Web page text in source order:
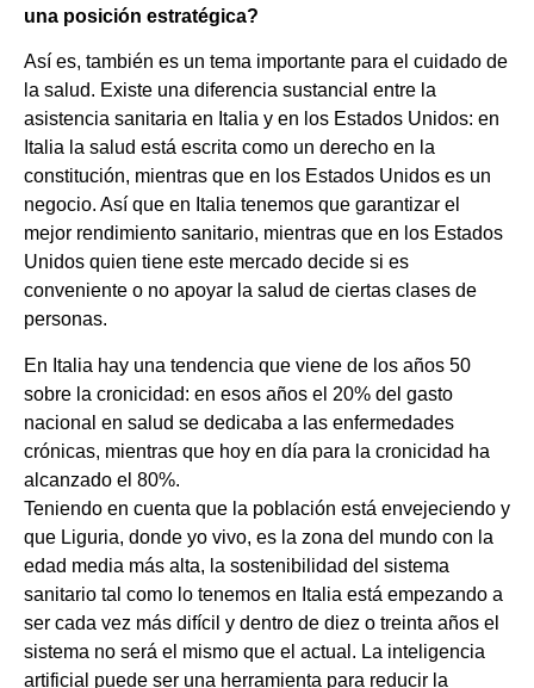
una posición estratégica?
Así es, también es un tema importante para el cuidado de
la salud. Existe una diferencia sustancial entre la
asistencia sanitaria en Italia y en los Estados Unidos: en
Italia la salud está escrita como un derecho en la
constitución, mientras que en los Estados Unidos es un
negocio. Así que en Italia tenemos que garantizar el
mejor rendimiento sanitario, mientras que en los Estados
Unidos quien tiene este mercado decide si es
conveniente o no apoyar la salud de ciertas clases de
personas.
En Italia hay una tendencia que viene de los años 50
sobre la cronicidad: en esos años el 20% del gasto
nacional en salud se dedicaba a las enfermedades
crónicas, mientras que hoy en día para la cronicidad ha
alcanzado el 80%.
Teniendo en cuenta que la población está envejeciendo y
que Liguria, donde yo vivo, es la zona del mundo con la
edad media más alta, la sostenibilidad del sistema
sanitario tal como lo tenemos en Italia está empezando a
ser cada vez más difícil y dentro de diez o treinta años el
sistema no será el mismo que el actual. La inteligencia
artificial puede ser una herramienta para reducir la